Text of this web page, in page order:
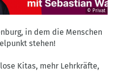
© Privat
in dem die Menschen
stehen!
Kitas, mehr Lehrkräfte,